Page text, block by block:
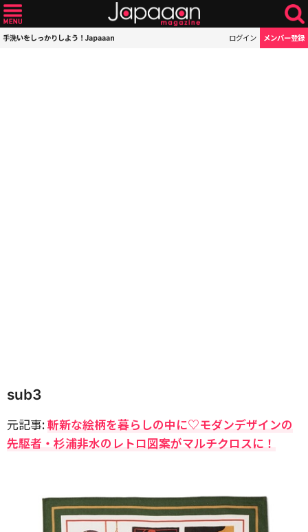
手洗いをしっかりしよう！Japaaan ログイン メンバー登録
sub3
元記事:斬新な絵柄を暮らしの中に♡モダンデザインの
先駆者・杉浦非水のレトロ図案がマルチクロスに！